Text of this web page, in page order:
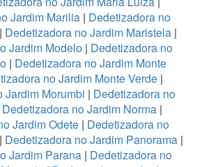
Jardim Marilia | Dedetizadora no
Dedetizadora no Jardim Maristela|
Jardim Modelo| Dedetizadora no
| Dedetizadora no Jardim Monte
no Jardim Monte Verde |
Jardim Morumbi | Dedetizadora no
Dedetizadora no Jardim Norma|
Jardim Odete| Dedetizadora no
| Dedetizadora no Jardim Panorama |
Jardim Parana | Dedetizadora no